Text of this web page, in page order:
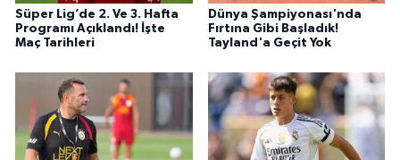
Süper Lig’de 2. Ve 3. Hafta
Programı Açıklandı! İşte
Maç Tarihleri
Dünya Şampiyonası'nda
Fırtına Gibi Başladık!
Tayland'a Geçit Yok